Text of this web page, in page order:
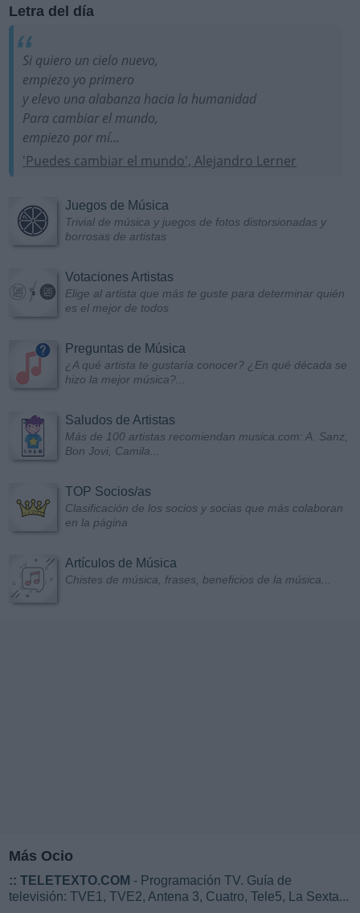
Letra del día
Si quiero un cielo nuevo,
empiezo yo primero
y elevo una alabanza hacia la humanidad
Para cambiar el mundo,
empiezo por mí...
'Puedes cambiar el mundo', Alejandro Lerner
Juegos de Música
Trivial de música y juegos de fotos distorsionadas y
borrosas de artistas
Votaciones Artistas
Elige al artista que más te guste para determinar quién
es el mejor de todos
Preguntas de Música
¿A qué artista te gustaría conocer? ¿En qué década se
hizo la mejor música?...
Saludos de Artistas
Más de 100 artistas recomiendan musica.com: A. Sanz,
Bon Jovi, Camila...
TOP Socios/as
Clasificación de los socios y socias que más colaboran
en la página
Artículos de Música
Chistes de música, frases, beneficios de la música...
Más Ocio
:: TELETEXTO.COM - Programación TV. Guía de
televisión: TVE1, TVE2, Antena 3, Cuatro, Tele5, La Sexta...